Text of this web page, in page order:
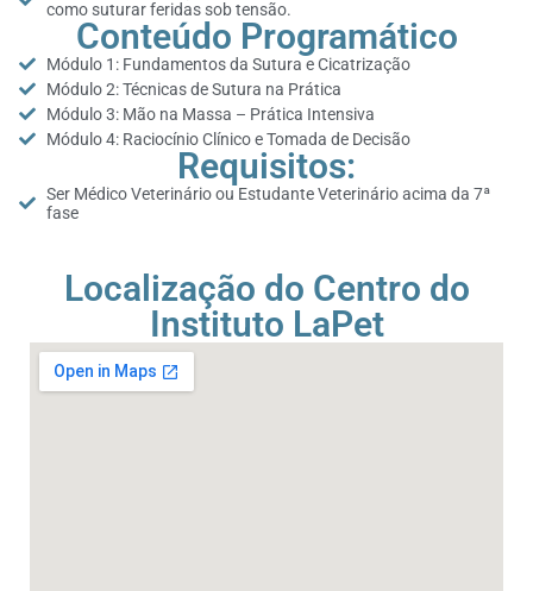
como suturar feridas sob tensão.
Módulo 1: Fundamentos da Sutura e Cicatrização
Módulo 2: Técnicas de Sutura na Prática
Módulo 3: Mão na Massa – Prática Intensiva
Módulo 4: Raciocínio Clínico e Tomada de Decisão
Conteúdo Programático
Ser Médico Veterinário ou Estudante Veterinário acima da 7ª
fase
Requisitos:
Localização do Centro do
Instituto LaPet